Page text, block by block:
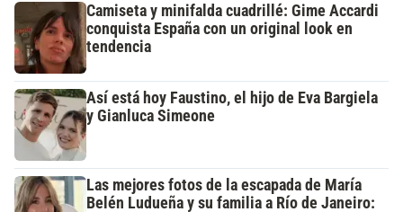
Camiseta y minifalda cuadrillé: Gime Accardi
conquista España con un original look en
tendencia
Así está hoy Faustino, el hijo de Eva Bargiela
y Gianluca Simeone
Las mejores fotos de la escapada de María
Belén Ludueña y su familia a Río de Janeiro: